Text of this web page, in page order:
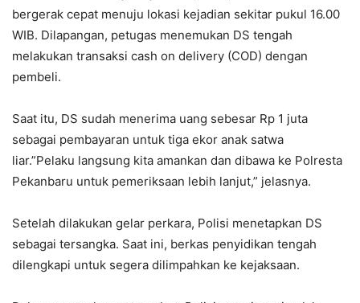
bergerak cepat menuju lokasi kejadian sekitar pukul 16.00
WIB. Dilapangan, petugas menemukan DS tengah
melakukan transaksi cash on delivery (COD) dengan
pembeli.
Saat itu, DS sudah menerima uang sebesar Rp 1 juta
sebagai pembayaran untuk tiga ekor anak satwa
liar.”Pelaku langsung kita amankan dan dibawa ke Polresta
Pekanbaru untuk pemeriksaan lebih lanjut,” jelasnya.
Setelah dilakukan gelar perkara, Polisi menetapkan DS
sebagai tersangka. Saat ini, berkas penyidikan tengah
dilengkapi untuk segera dilimpahkan ke kejaksaan.